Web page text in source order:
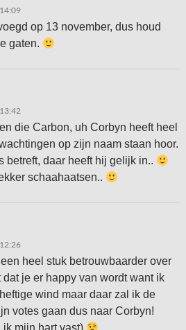
op 13 november, dus houd
gaten.
die Carbon, uh Corbyn heeft heel
op zijn naam staan hoor.
betreft, daar heeft hij gelijk in..
schaahaatsen..
heel stuk betrouwbaarder over
je er happy van wordt want ik
wind maar daar zal ik de
votes gaan dus naar Corbyn!
ik mijn hart vast)